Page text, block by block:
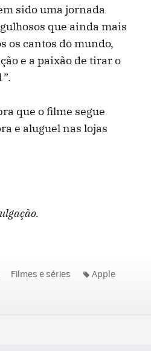
sido uma jornada
que ainda mais
os cantos do mundo,
e a paixão de tirar o
que o filme segue
e aluguel nas lojas
Filmes e séries Apple